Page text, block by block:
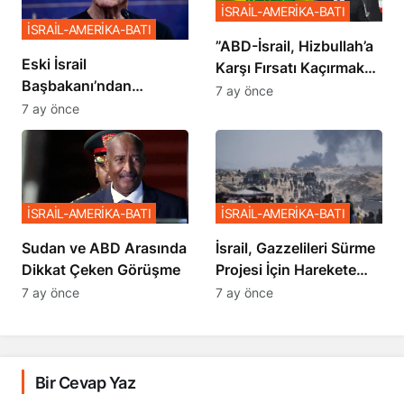
Eski İsrail
Başbakanı’ndan
Netanyahu’ya Ağır
Sözler
İSRAİL-AMERİKA-BATI
7 ay önce
​​​​​​​”ABD-İsrail, Hizbullah’a
Karşı Fırsatı Kaçırmak
İstemiyor”
İSRAİL-AMERİKA-BATI
7 ay önce
Sudan ve ABD Arasında
Dikkat Çeken Görüşme
İSRAİL-AMERİKA-BATI
7 ay önce
İsrail, Gazzelileri Sürme
Projesi İçin Harekete
Geçti
İSRAİL-AMERİKA-BATI
7 ay önce
Bir Cevap Yaz